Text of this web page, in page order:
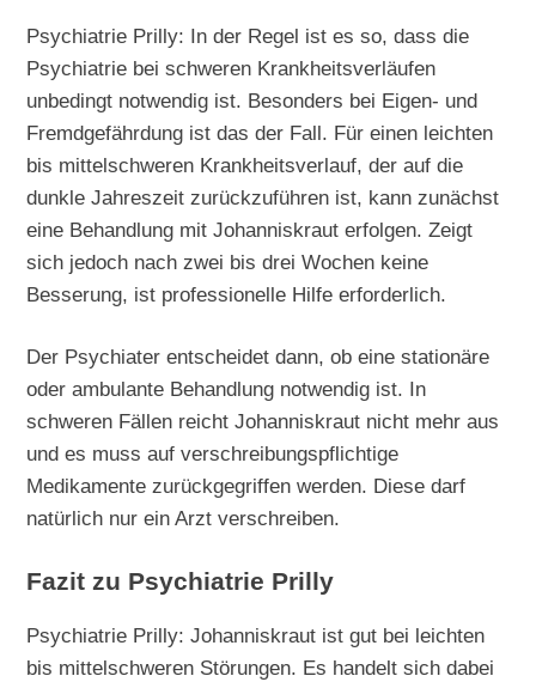
Psychiatrie Prilly: In der Regel ist es so, dass die
Psychiatrie bei schweren Krankheitsverläufen
unbedingt notwendig ist. Besonders bei Eigen- und
Fremdgefährdung ist das der Fall. Für einen leichten
bis mittelschweren Krankheitsverlauf, der auf die
dunkle Jahreszeit zurückzuführen ist, kann zunächst
eine Behandlung mit Johanniskraut erfolgen. Zeigt
sich jedoch nach zwei bis drei Wochen keine
Besserung, ist professionelle Hilfe erforderlich.
Der Psychiater entscheidet dann, ob eine stationäre
oder ambulante Behandlung notwendig ist. In
schweren Fällen reicht Johanniskraut nicht mehr aus
und es muss auf verschreibungspflichtige
Medikamente zurückgegriffen werden. Diese darf
natürlich nur ein Arzt verschreiben.
Fazit zu Psychiatrie Prilly
Psychiatrie Prilly: Johanniskraut ist gut bei leichten
bis mittelschweren Störungen. Es handelt sich dabei